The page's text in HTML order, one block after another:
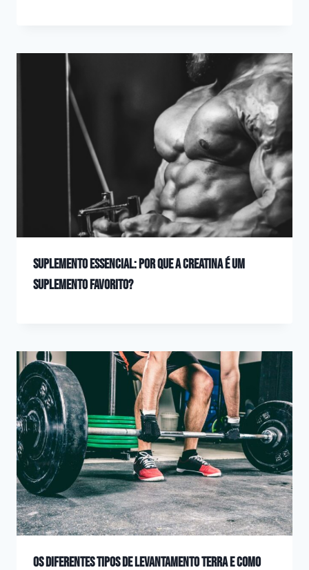
Suplemento essencial: por que a creatina é um
suplemento favorito?
Os diferentes tipos de levantamento terra e como